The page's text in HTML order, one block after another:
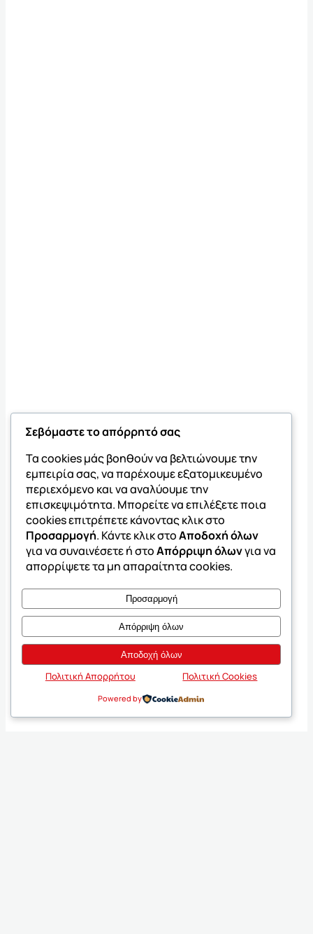
Σεβόμαστε το απόρρητό σας
Τα cookies μάς βοηθούν να βελτιώνουμε την
εμπειρία σας, να παρέχουμε εξατομικευμένο
περιεχόμενο και να αναλύουμε την
επισκεψιμότητα. Μπορείτε να επιλέξετε ποια
cookies επιτρέπετε κάνοντας κλικ στο
Προσαρμογή. Κάντε κλικ στοΑποδοχή όλων
για να συναινέσετε ή στοΑπόρριψη όλωνγια να
απορρίψετε τα μη απαραίτητα cookies.
Προσαρμογή
Απόρριψη όλων
Αποδοχή όλων
Πολιτική Απορρήτου Πολιτική Cookies
Powered by